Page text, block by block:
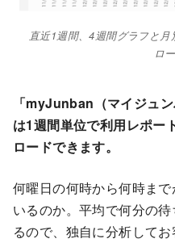
直近1週間、4週間グラフと
ロ
「myJunban（マイジュ
は1週間単位で利用レポー
ロードできます。
何曜日の何時から何時ま
いるのか。平均で何分の
るので、独自に分析してお